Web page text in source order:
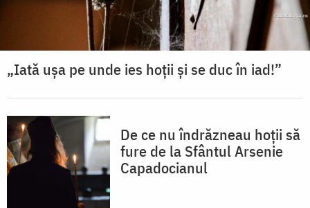
„Iată ușa pe unde ies hoții și se duc în iad!”
De ce nu îndrăzneau hoții să
fure de la Sfântul Arsenie
Capadocianul